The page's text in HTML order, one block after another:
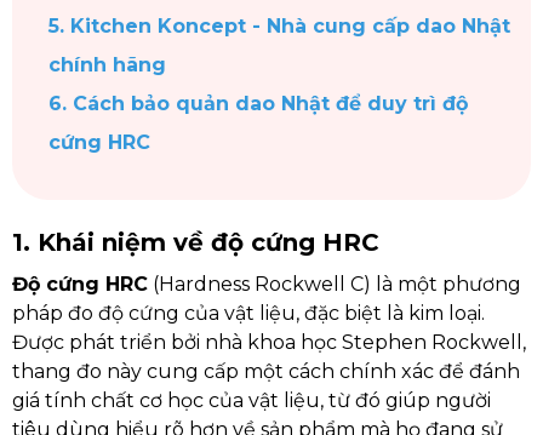
5. Kitchen Koncept - Nhà cung cấp dao Nhật
chính hãng
6. Cách bảo quản dao Nhật để duy trì độ
cứng HRC
1. Khái niệm về độ cứng HRC
Độ cứng HRC (Hardness Rockwell C) là một phương
pháp đo độ cứng của vật liệu, đặc biệt là kim loại.
Được phát triển bởi nhà khoa học Stephen Rockwell,
thang đo này cung cấp một cách chính xác để đánh
giá tính chất cơ học của vật liệu, từ đó giúp người
tiêu dùng hiểu rõ hơn về sản phẩm mà họ đang sử